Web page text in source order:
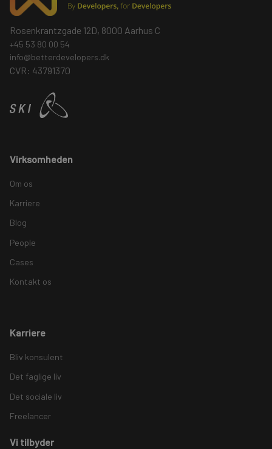
Rosenkrantzgade 12D, 8000 Aarhus C
+45 53 80 00 54
info@betterdevelopers.dk
CVR: 43791370
Virksomheden
Om os
Karriere
Blog
People
Cases
Kontakt os
Karriere
Bliv konsulent
Det faglige liv
Det sociale liv
Freelancer
Vi tilbyder